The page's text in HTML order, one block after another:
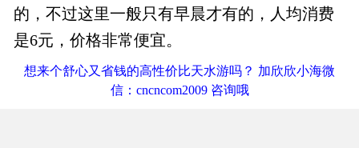
的，不过这里一般只有早晨才有的，人均消费
是6元，价格非常便宜。
想来个舒心又省钱的高性价比天水游吗？ 加欣欣小海微
信：cncncom2009 咨询哦